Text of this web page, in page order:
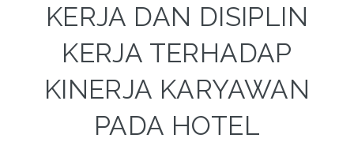
KERJA DAN DISIPLIN
KERJA TERHADAP
KINERJA KARYAWAN
PADA HOTEL